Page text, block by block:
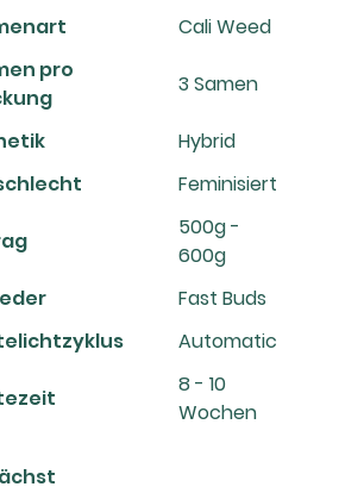
Cali Weed
pro
3 Samen
Hybrid
Feminisiert
500g -
600g
Fast Buds
Automatic
8 - 10
Wochen